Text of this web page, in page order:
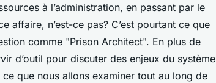
à l’administration, en passant par le
affaire, n’est-ce pas? C’est pourtant ce que
comme "Prison Architect". En plus de
d’outil pour discuter des enjeux du système
que nous allons examiner tout au long de